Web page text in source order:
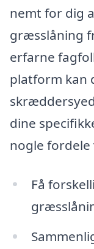
nemt for dig
græsslåning
erfarne
platform kan
dine
nogle fordele
Få